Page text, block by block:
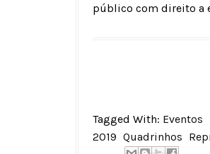
público com direito a
Tagged With: Eventos
2019 Quadrinhos